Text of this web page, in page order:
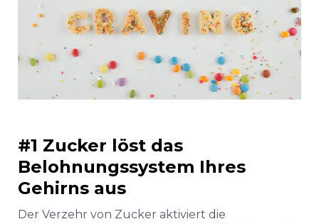
#1 Zucker löst das
Belohnungssystem Ihres
Gehirns aus
Der Verzehr von Zucker aktiviert die